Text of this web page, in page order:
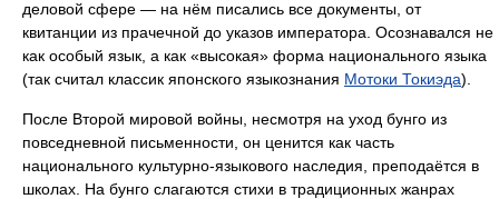
деловой сфере — на нём писались все документы, от
квитанции из прачечной до указов императора. Осознавался не
как особый язык, а как «высокая» форма национального языка
(так считал классик японского языкознания Мотоки Токиэда).
После Второй мировой войны, несмотря на уход бунго из
повседневной письменности, он ценится как часть
национального культурно-языкового наследия, преподаётся в
школах. На бунго слагаются стихи в традиционных жанрах